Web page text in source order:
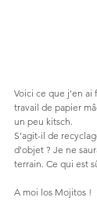
Voici ce que j'en ai
travail de papier
un peu kitsch.
S'agit-il de
d'objet ? Je ne
terrain. Ce qui est
A moi los Mojitos !